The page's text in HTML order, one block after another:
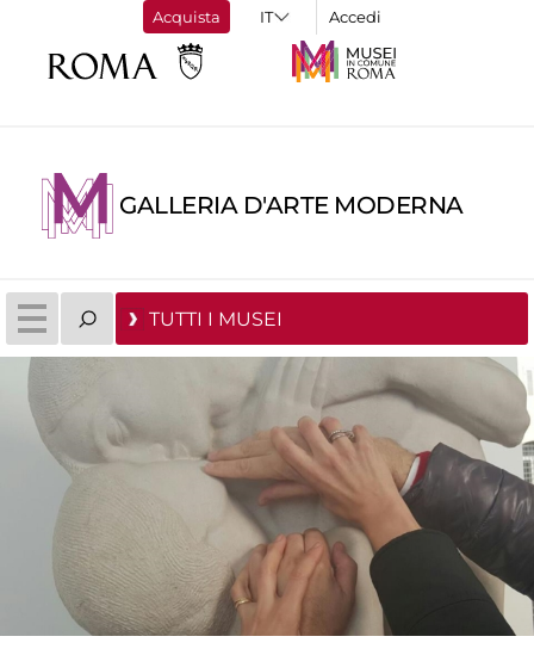
Acquista Accedi
GALLERIA D'ARTE MODERNA
TUTTI I MUSEI